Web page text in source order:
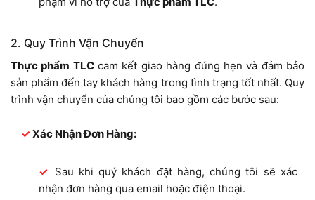
2. Quy Trình Vận Chuyển
Thực phẩm TLCcam kết giao hàng đúng hẹn và đảm bảo
sản phẩm đến tay khách hàng trong tình trạng tốt nhất. Quy
trình vận chuyển của chúng tôi bao gồm các bước sau:
Xác Nhận Đơn Hàng:
Sau khi quý khách đặt hàng, chúng tôi sẽ xác
nhận đơn hàng qua email hoặc điện thoại.